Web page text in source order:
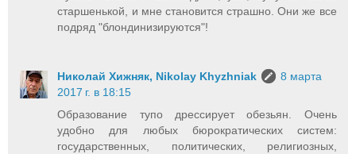
старшенькой, и мне становится страшно. Они же все
подряд "блондинизируются"!
Николай Хижняк, Nikolay Khyzhniak
8 марта
2017 г. в 18:15
Образование тупо дрессирует обезьян. Очень
удобно для любых бюрократических систем:
государственных, политических, религиозных,